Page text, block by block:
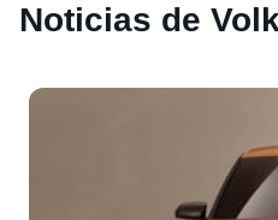
Noticias de